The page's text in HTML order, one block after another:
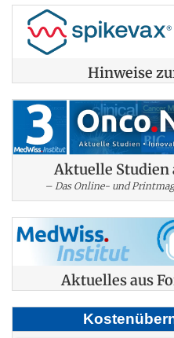
Hinweise
Aktuelle Studien
– Das Online- und
Aktuelles aus